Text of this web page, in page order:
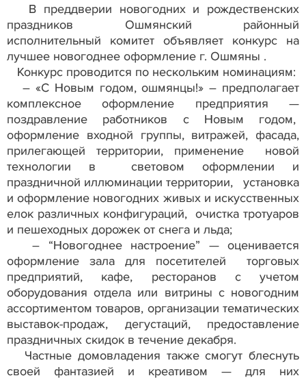
В преддверии новогодних и рождественских
праздников Ошмянский районный
исполнительный комитет объявляет конкурс на
лучшее новогоднее оформление г. Ошмяны .
Конкурс проводится по нескольким номинациям:
– «С Новым годом, ошмянцы!» – предполагает
комплексное оформление предприятия —
поздравление работников с Новым годом,
оформление входной группы, витражей, фасада,
прилегающей территории, применение новой
технологии в световом оформлении и
праздничной иллюминации территории, установка
и оформление новогодних живых и искусственных
елок различных конфигураций, очистка тротуаров
и пешеходных дорожек от снега и льда;
– “Новогоднее настроение” — оценивается
оформление зала для посетителей торговых
предприятий, кафе, ресторанов с учетом
оборудования отдела или витрины с новогодним
ассортиментом товаров, организации тематических
выставок-продаж, дегустаций, предоставление
праздничных скидок в течение декабря.
Частные домовладения также смогут блеснуть
своей фантазией и креативом — для них